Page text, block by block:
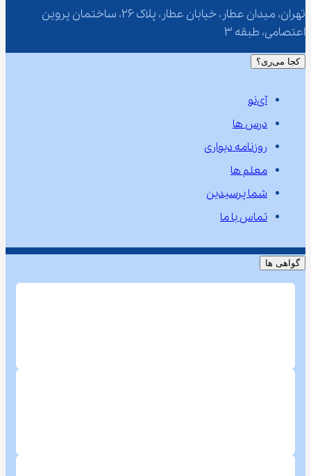
تهران، میدان عطار، خیابان عطار، پلاک 26، ساختمان پروین
اعتصامی، طبقه 3
کجا می‌ری؟
آی‌نو
درس ها
روزنامه دیواری
معلم ها
شما پرسیدین
تماس با ما
گواهی ها